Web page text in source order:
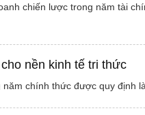
chiến lược trong năm tài
nền kinh tế tri thức
chính thức được quy định